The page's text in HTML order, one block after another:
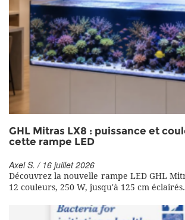
GHL Mitras LX8 : puissance et
cette rampe LED
Axel S. / 16 juillet 2026
Découvrez la nouvelle rampe LED GHL
12 couleurs, 250 W, jusqu'à 125 cm éclairés.